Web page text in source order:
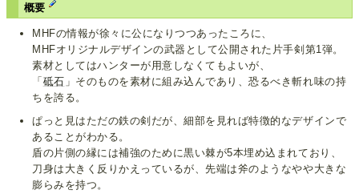
概要
MHFの情報が徐々に公になりつつあったころに、
MHFオリジナルデザインの武器として公開された片手剣第1弾。
素材としてはハンターが用意しなくてもよいが、
「 砥石 」そのものを素材に組み込んであり、恐るべき斬れ味の持
ちを誇る。
ぱっと見はただの鉄の剣だが、細部を見れば特徴的なデザインで
あることがわかる。
盾の片側の縁には補強のために黒い棘が5本埋め込まれており、
刀身は大きく反りかえっているが、先端は斧のようなやや大きな
膨らみを持つ。